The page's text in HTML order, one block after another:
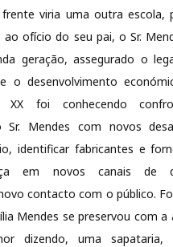
viria uma outra escola,
ofício do seu pai, o Sr.
geração, assegurado o
o desenvolvimento
foi conhecendo
Sr. Mendes com novos
identificar fabricantes e
em novos canais de
contacto com o público.
Mendes se preservou com a
dizendo, uma sapataria,